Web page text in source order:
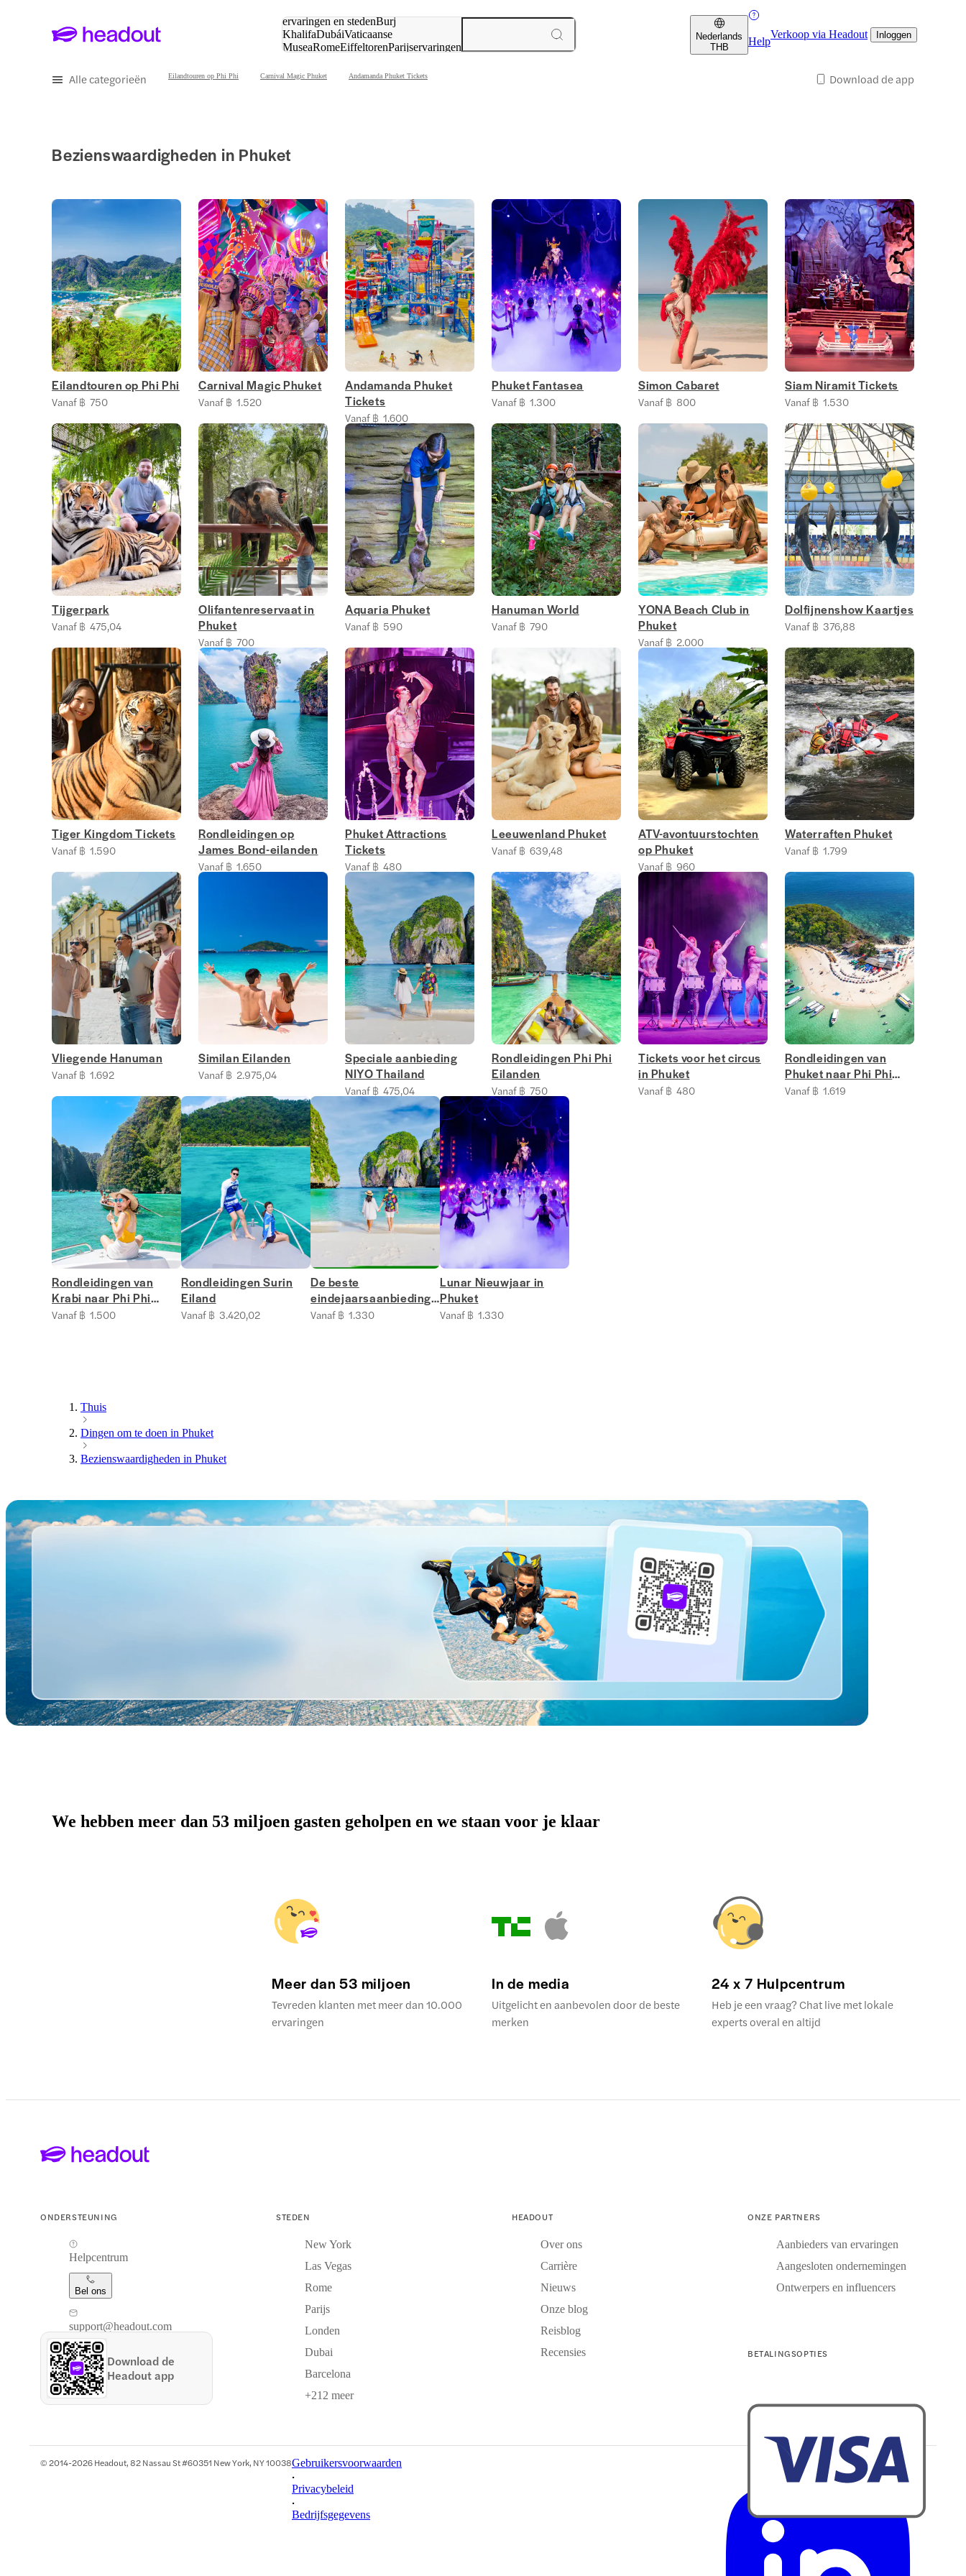
ervaringen en stedenBurj
KhalifaDubáiVaticaanse
MuseaRomeEiffeltorenParijservaringen
Nederlands
THB
Help
Verkoop via Headout Inloggen
Alle categorieën Eilandtouren op Phi Phi Carnival Magic Phuket Andamanda Phuket Tickets Download de app
Bezienswaardigheden in Phuket
Eilandtouren op Phi Phi
Vanaf ฿ 750
Carnival Magic Phuket
Vanaf ฿ 1.520
Andamanda Phuket
Tickets
Vanaf ฿ 1.600
Phuket Fantasea
Vanaf ฿ 1.300
Simon Cabaret
Vanaf ฿ 800
Siam Niramit Tickets
Vanaf ฿ 1.530
Tijgerpark
Vanaf ฿ 475,04
Olifantenreservaat in
Phuket
Vanaf ฿ 700
Aquaria Phuket
Vanaf ฿ 590
Hanuman World
Vanaf ฿ 790
YONA Beach Club in
Phuket
Vanaf ฿ 2.000
Dolfijnenshow Kaartjes
Vanaf ฿ 376,88
Tiger Kingdom Tickets
Vanaf ฿ 1.590
Rondleidingen op
James Bond-eilanden
Vanaf ฿ 1.650
Phuket Attractions
Tickets
Vanaf ฿ 480
Leeuwenland Phuket
Vanaf ฿ 639,48
ATV-avontuurstochten
op Phuket
Vanaf ฿ 960
Waterraften Phuket
Vanaf ฿ 1.799
Vliegende Hanuman
Vanaf ฿ 1.692
Similan Eilanden
Vanaf ฿ 2.975,04
Speciale aanbieding
NIYO Thailand
Vanaf ฿ 475,04
Rondleidingen Phi Phi
Eilanden
Vanaf ฿ 750
Tickets voor het circus
in Phuket
Vanaf ฿ 480
Rondleidingen van
Phuket naar Phi Phi
eiland
Vanaf ฿ 1.619
Rondleidingen van
Krabi naar Phi Phi
eiland
Vanaf ฿ 1.500
Rondleidingen Surin
Eiland
Vanaf ฿ 3.420,02
De beste
eindejaarsaanbiedingen
in Phuket
Vanaf ฿ 1.330
Lunar Nieuwjaar in
Phuket
Vanaf ฿ 1.330
Thuis
Dingen om te doen in Phuket
Bezienswaardigheden in Phuket
We hebben meer dan 53 miljoen gasten geholpen en we staan voor je klaar
Meer dan 53 miljoen
Tevreden klanten met meer dan 10.000
ervaringen
In de media
Uitgelicht en aanbevolen door de beste
merken
24 x 7 Hulpcentrum
Heb je een vraag? Chat live met lokale
experts overal en altijd
ONDERSTEUNING
Helpcentrum
Bel ons
support@headout.com
Download de
Headout app
STEDEN
New York
Las Vegas
Rome
Parijs
Londen
Dubai
Barcelona
+212 meer
HEADOUT
Over ons
Carrière
Nieuws
Onze blog
Reisblog
Recensies
ONZE PARTNERS
Aanbieders van ervaringen
Aangesloten ondernemingen
Ontwerpers en influencers
BETALINGSOPTIES
© 2014-2026 Headout, 82 Nassau St #60351 New York, NY 10038Gebruikersvoorwaarden
•
Privacybeleid
•
Bedrijfsgegevens